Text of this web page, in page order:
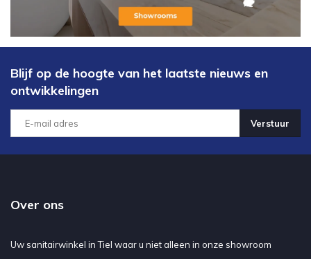
Blijf op de hoogte van het laatste nieuws en
ontwikkelingen
Verstuur
Over ons
Uw sanitairwinkel in Tiel waar u niet alleen in onze showroom